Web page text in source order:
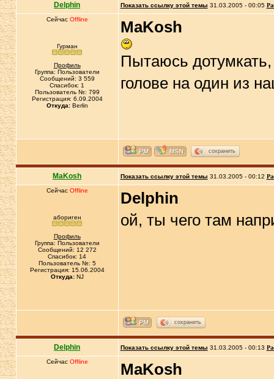
Delphin Показать ссылку этой темы 31.03.2005 - 00:05
Сейчас Offline
Гурман
Профиль
Группа: Пользователи
Сообщений: 3 559
Спасибок: 1
Пользователь №: 799
Регистрация: 6.09.2004
Откуда:Berlin
MaKosh
Пытаюсь
голове на один из
сохранить
MaKosh Показать ссылку этой темы 31.03.2005 - 00:12
Сейчас Offline
абориген
Профиль
Группа: Пользователи
Сообщений: 12 272
Спасибок: 14
Пользователь №: 5
Регистрация: 15.06.2004
Откуда:NJ
Delphin
ой, ты чего там
сохранить
Delphin Показать ссылку этой темы 31.03.2005 - 00:13
Сейчас Offline
MaKosh